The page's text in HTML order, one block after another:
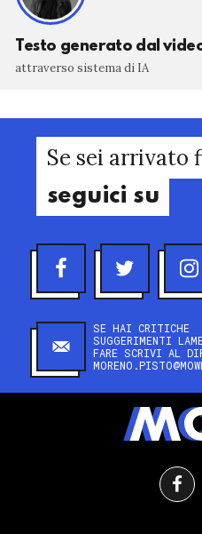
Testo generato dal
attraverso sistema di IA
Se sei arrivato
seguici su
SE HAI CRITICHE
SUGGERIMENTI
FARE SCRIVI AL